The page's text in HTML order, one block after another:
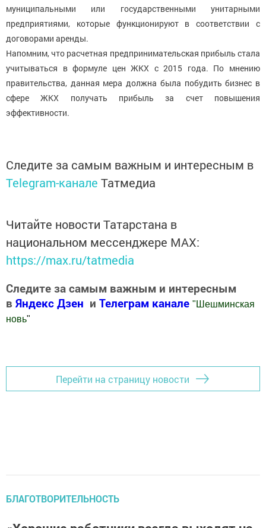
муниципальными или государственными унитарными
предприятиями, которые функционируют в соответствии с
договорами аренды.
Напомним, что расчетная предпринимательская прибыль стала
учитываться в формуле цен ЖКХ с 2015 года. По мнению
правительства, данная мера должна была побудить бизнес в
сфере ЖКХ получать прибыль за счет повышения
эффективности.
Следите за самым важным и интересным в
Telegram-канале Татмедиа
Читайте новости Татарстана в
национальном мессенджере MАХ:
https://max.ru/tatmedia
Следите за самым важным и интересным
в Яндекс Дзен и Телеграм канале " Шешминская
новь"
Перейти на страницу новости
БЛАГОТВОРИТЕЛЬНОСТЬ